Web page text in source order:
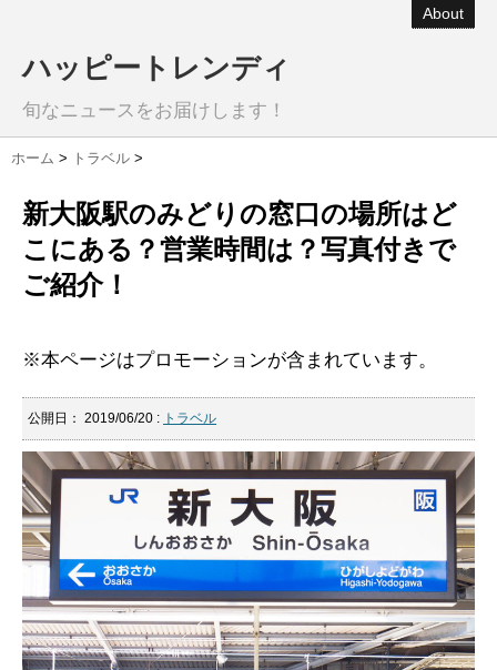
About
ハッピートレンディ
旬なニュースをお届けします！
ホーム > トラベル >
新大阪駅のみどりの窓口の場所はど
こにある？営業時間は？写真付きで
ご紹介！
※本ページはプロモーションが含まれています。
公開日： 2019/06/20 : トラベル